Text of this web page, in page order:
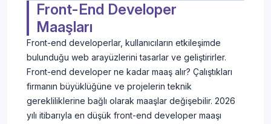
Front-End Developer
Maaşları
Front-end developerlar, kullanıcıların etkileşimde
bulunduğu web arayüzlerini tasarlar ve geliştirirler.
Front-end developer ne kadar maaş alır? Çalıştıkları
firmanın büyüklüğüne ve projelerin teknik
gerekliliklerine bağlı olarak maaşlar değişebilir. 2026
yılı itibarıyla en düşük front-end developer maaşı